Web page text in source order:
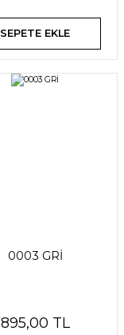
SEPETE EKLE
0003 GRİ
895,00 TL